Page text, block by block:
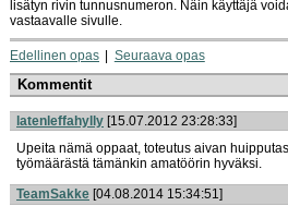
lisätyn rivin tunnusnumeron. Näin käyttäjä
vastaavalle sivulle.
Edellinen opas Seuraava opas
Kommentit
latenleffahylly [15.07.2012 23:28:33]
Upeita nämä oppaat, toteutus aivan
työmäärästä tämänkin amatöörin hyväksi.
TeamSakke [04.08.2014 15:34:51]